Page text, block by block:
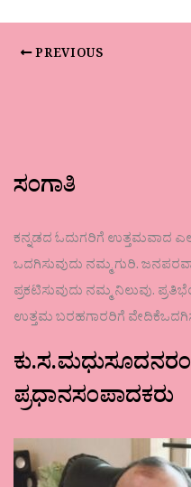
PREVIOUS
ಸಂಗಾತಿ
ಕನ್ನಡದ ಓದುಗರಿಗೆ ಉತ್ತಮವಾದ
ಒದಗಿಸುವುದು ನಮ್ಮ ಗುರಿ.
ಪ್ರಕಟಿಸುವುದು ನಮ್ಮ ನಿಲುವು.
ಉತ್ತಮ ಬರಹಗಾರರಿಗೆ
ಪ್ರಧಾನಸಂಪಾದಕರು